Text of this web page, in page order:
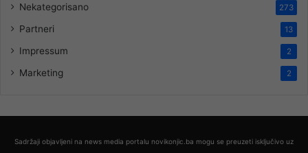
Nekategorisano 273
Partneri 13
Impressum 2
Marketing 2
Sadržaji objavljeni na news media portalu novikonjic.ba mogu se preuzeti isključivo uz